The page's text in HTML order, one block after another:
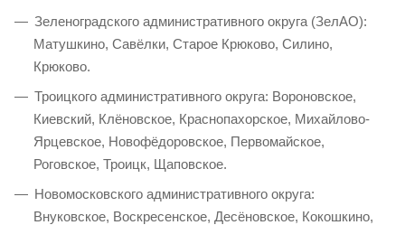
Зеленоградского административного округа (ЗелАО):
Матушкино, Савёлки, Старое Крюково, Силино,
Крюково.
Троицкого административного округа: Вороновское,
Киевский, Клёновское, Краснопахорское, Михайлово-
Ярцевское, Новофёдоровское, Первомайское,
Роговское, Троицк, Щаповское.
Новомосковского административного округа:
Внуковское, Воскресенское, Десёновское, Кокошкино,